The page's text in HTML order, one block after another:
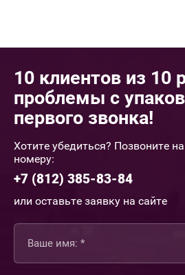
10 клиентов из 10
проблемы с
первого звонка!
Хотите убедиться? Позвоните
номеру:
+7 (812) 385-83-84
или оставьте заявку на сайте